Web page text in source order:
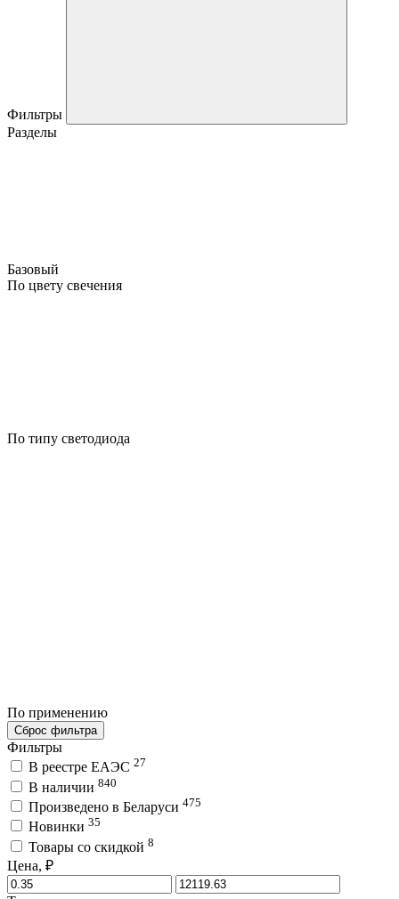
Фильтры
Разделы
Базовый
По цвету свечения
По типу светодиода
По применению
Сброс фильтра
Фильтры
В реестре ЕАЭС 27
В наличии 840
Произведено в Беларуси 475
Новинки 35
Товары со скидкой 8
Цена, ₽